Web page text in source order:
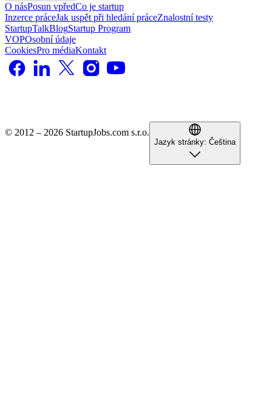
O násPosun vpředCo je startup
Inzerce práceJak uspět při hledání práceZnalostní testy
StartupTalkBlogStartup Program
VOPOsobní údaje
CookiesPro médiaKontakt
© 2012 – 2026 StartupJobs.com s.r.o.
Jazyk stránky: Čeština